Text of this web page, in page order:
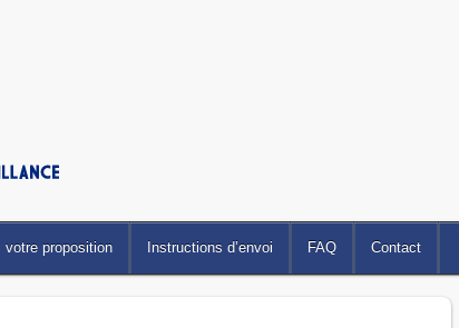
votre proposition Instructions d’envoi FAQ Contact